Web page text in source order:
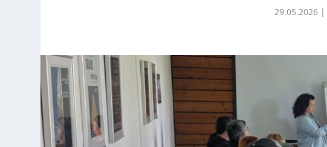
29.05.2026|